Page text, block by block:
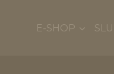
E-SHOP